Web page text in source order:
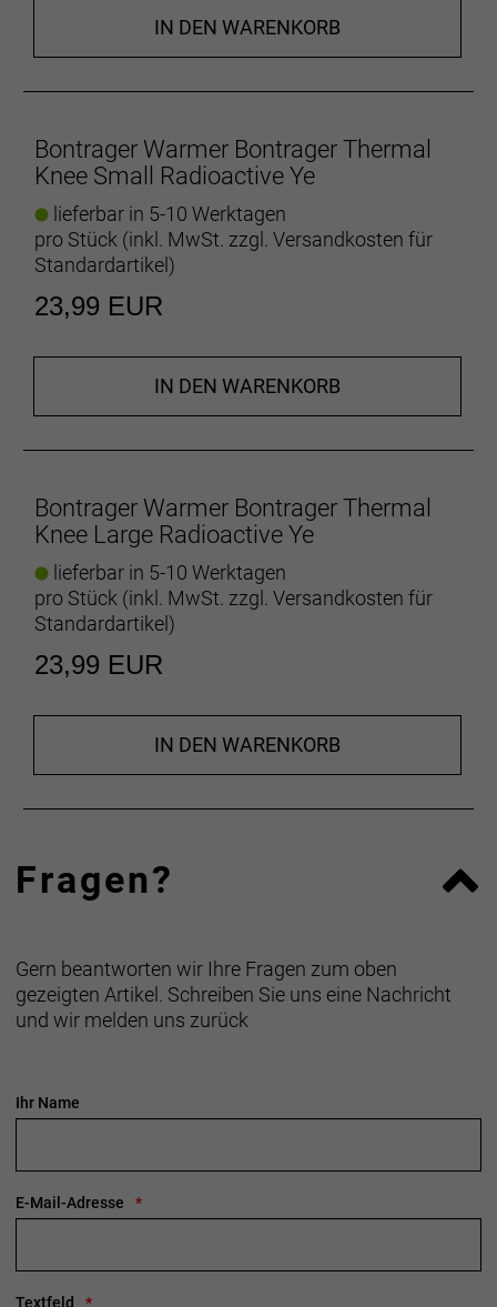
IN DEN WARENKORB
Bontrager Warmer Bontrager Thermal
Knee Small Radioactive Ye
lieferbar in 5-10 Werktagen
pro Stück (inkl. MwSt. zzgl. Versandkosten für
Standardartikel)
23,99 EUR
IN DEN WARENKORB
Bontrager Warmer Bontrager Thermal
Knee Large Radioactive Ye
lieferbar in 5-10 Werktagen
pro Stück (inkl. MwSt. zzgl. Versandkosten für
Standardartikel)
23,99 EUR
IN DEN WARENKORB
Fragen?
Gern beantworten wir Ihre Fragen zum oben
gezeigten Artikel. Schreiben Sie uns eine Nachricht
und wir melden uns zurück
Ihr Name
E-Mail-Adresse
Textfeld